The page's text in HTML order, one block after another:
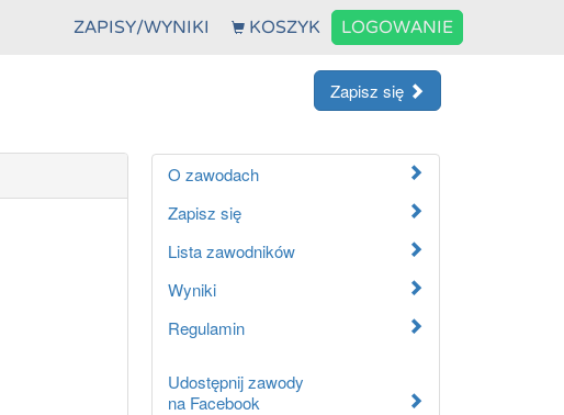
ZAPISY/WYNIKI KOSZYK LOGOWANIE
Zapisz się
O zawodach
Zapisz się
Lista zawodników
Wyniki
Regulamin
Udostępnij zawody
na Facebook